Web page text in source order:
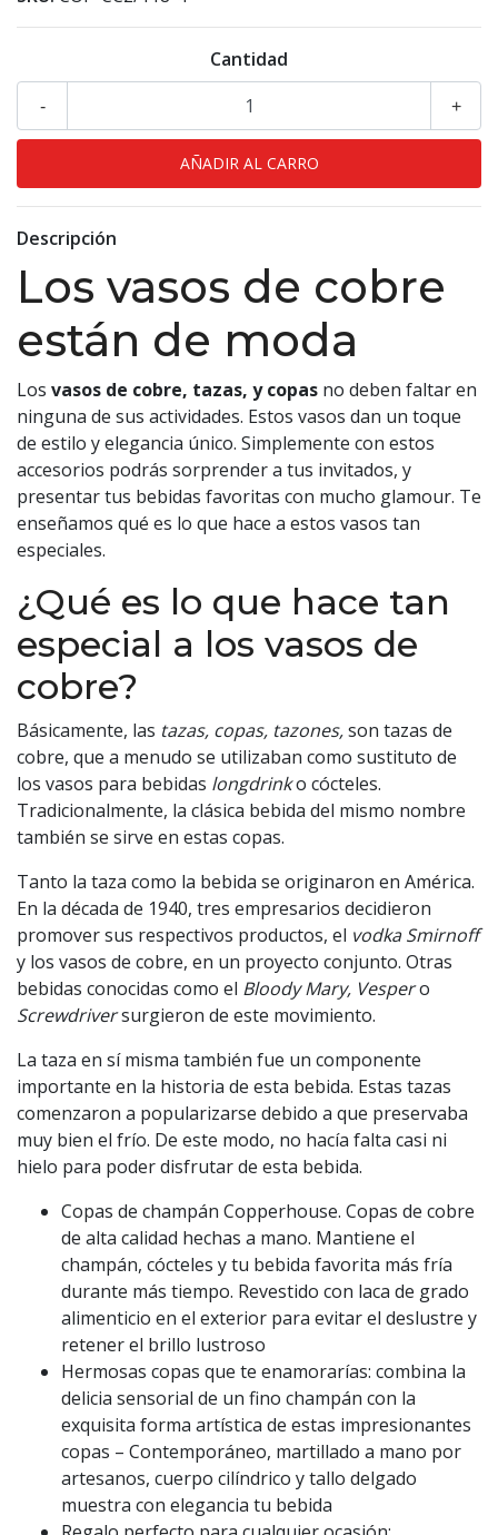
Cantidad
+
-
Descripción
Los vasos de cobre
están de moda
Los vasos de cobre, tazas, y copas no deben faltar en
ninguna de sus actividades. Estos vasos dan un toque
de estilo y elegancia único. Simplemente con estos
accesorios podrás sorprender a tus invitados, y
presentar tus bebidas favoritas con mucho glamour. Te
enseñamos qué es lo que hace a estos vasos tan
especiales.
¿Qué es lo que hace tan
especial a los vasos de
cobre?
Básicamente, las tazas, copas, tazones,son tazas de
cobre, que a menudo se utilizaban como sustituto de
los vasos para bebidas longdrinko cócteles.
Tradicionalmente, la clásica bebida del mismo nombre
también se sirve en estas copas.
Tanto la taza como la bebida se originaron en América.
En la década de 1940, tres empresarios decidieron
promover sus respectivos productos, el vodka Smirnoff
y los vasos de cobre, en un proyecto conjunto. Otras
bebidas conocidas como el Bloody Mary, Vespero
Screwdriversurgieron de este movimiento.
La taza en sí misma también fue un componente
importante en la historia de esta bebida. Estas tazas
comenzaron a popularizarse debido a que preservaba
muy bien el frío. De este modo, no hacía falta casi ni
hielo para poder disfrutar de esta bebida.
Copas de champán Copperhouse. Copas de cobre
de alta calidad hechas a mano. Mantiene el
champán, cócteles y tu bebida favorita más fría
durante más tiempo. Revestido con laca de grado
alimenticio en el exterior para evitar el deslustre y
retener el brillo lustroso
Hermosas copas que te enamorarías: combina la
delicia sensorial de un fino champán con la
exquisita forma artística de estas impresionantes
copas – Contemporáneo, martillado a mano por
artesanos, cuerpo cilíndrico y tallo delgado
muestra con elegancia tu bebida